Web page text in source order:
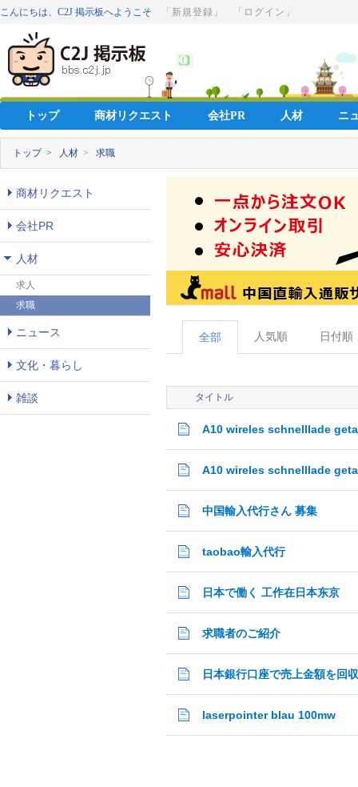
こんにちは、C2J 掲示板へようこそ 「新規登録」 「ログイン」
トップ 商材リクエスト 会社PR 人材 ニ
トップ > 人材 > 求職
商材リクエスト
会社PR
人材
求人
求職
ニュース
文化・暮らし
雑談
全部 人気順 日付順
タイトル
A10 wireles schnelllade
A10 wireles schnelllade
中国輸入代行さん 募集
taobao輸入代行
日本で働く 工作在日本东京
求職者のご紹介
laserpointer blau 100mw